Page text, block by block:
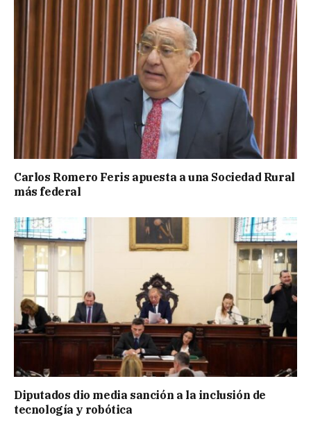
Carlos Romero Feris apuesta a una Sociedad Rural
más federal
Diputados dio media sanción a la inclusión de
tecnología y robótica